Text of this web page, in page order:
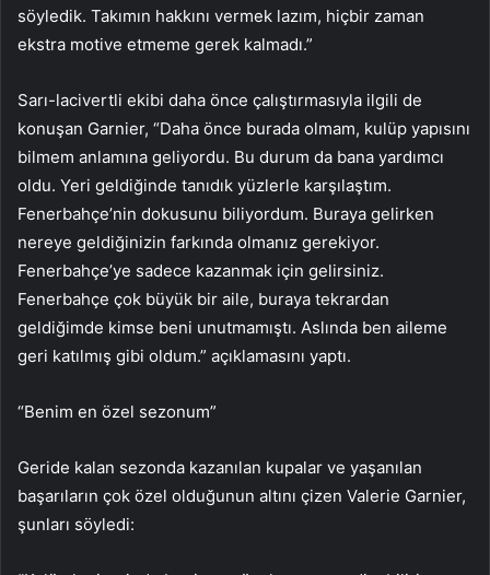
söyledik. Takımın hakkını vermek lazım, hiçbir zaman
ekstra motive etmeme gerek kalmadı.”
Sarı-lacivertli ekibi daha önce çalıştırmasıyla ilgili de
konuşan Garnier, “Daha önce burada olmam, kulüp yapısını
bilmem anlamına geliyordu. Bu durum da bana yardımcı
oldu. Yeri geldiğinde tanıdık yüzlerle karşılaştım.
Fenerbahçe’nin dokusunu biliyordum. Buraya gelirken
nereye geldiğinizin farkında olmanız gerekiyor.
Fenerbahçe’ye sadece kazanmak için gelirsiniz.
Fenerbahçe çok büyük bir aile, buraya tekrardan
geldiğimde kimse beni unutmamıştı. Aslında ben aileme
geri katılmış gibi oldum.” açıklamasını yaptı.
“Benim en özel sezonum”
Geride kalan sezonda kazanılan kupalar ve yaşanılan
başarıların çok özel olduğunun altını çizen Valerie Garnier,
şunları söyledi: